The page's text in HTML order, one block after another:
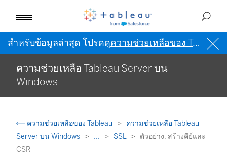
สำหรับข้อมูลล่าสุด โปรดดูความช่วยเหลือของ Tableau เป็นภาษาอังกฤษ (สหรัฐอเมริกา)
ความช่วยเหลือ Tableau Server บน
Windows
ความช่วยเหลือของ Tableau
ความช่วยเหลือ Tableau
Server บน Windows
... SSL
ตัวอย่าง: สร้างคีย์และ
CSR